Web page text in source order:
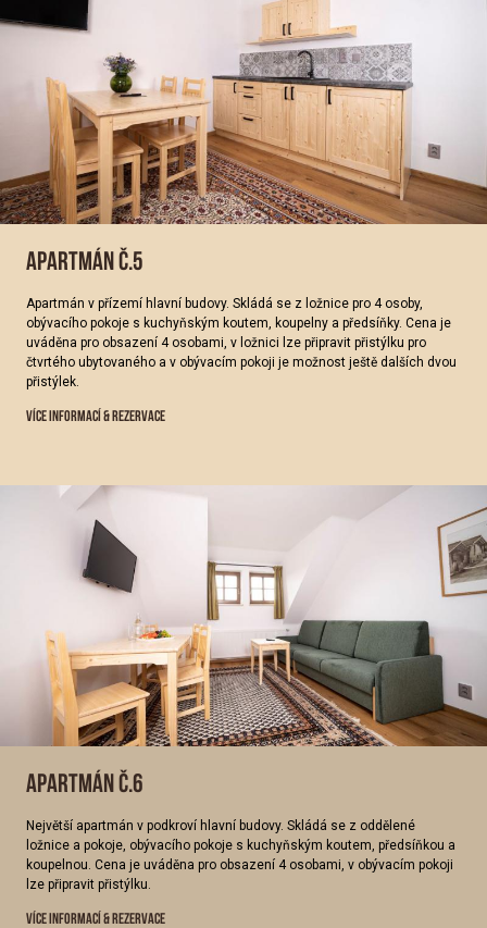
APARTMÁN Č.5
Apartmán v přízemí hlavní budovy. Skládá se z ložnice pro 4 osoby,
obývacího pokoje s kuchyňským koutem, koupelny a předsíňky. Cena je
uváděna pro obsazení 4 osobami, v ložnici lze připravit přistýlku pro
čtvrtého ubytovaného a v obývacím pokoji je možnost ještě dalších dvou
přistýlek.
VÍCE INFORMACÍ & REZERVACE
APARTMÁN Č.6
Největší apartmán v podkroví hlavní budovy. Skládá se z oddělené
ložnice a pokoje, obývacího pokoje s kuchyňským koutem, předsíňkou a
koupelnou. Cena je uváděna pro obsazení 4 osobami, v obývacím pokoji
lze připravit přistýlku.
VÍCE INFORMACÍ & REZERVACE